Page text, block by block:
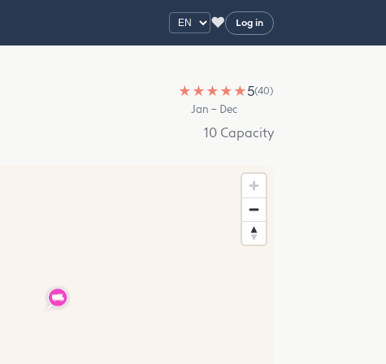
♥ Log in
★ ★ ★ ★ ★5(40)
Jan – Dec
10 Capacity